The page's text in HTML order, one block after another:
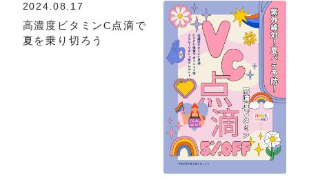
2024.08.17
高濃度ビタミンC点滴で
夏を乗り切ろう